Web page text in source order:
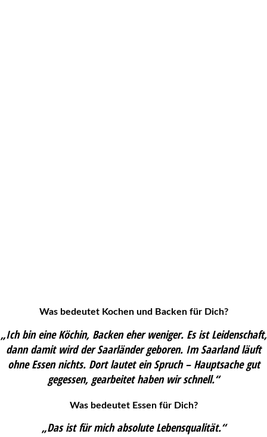
Was bedeutet Kochen und Backen für Dich?
„Ich bin eine Köchin, Backen eher weniger. Es ist Leidenschaft,
dann damit wird der Saarländer geboren. Im Saarland läuft
ohne Essen nichts. Dort lautet ein Spruch – Hauptsache gut
gegessen, gearbeitet haben wir schnell.“
Was bedeutet Essen für Dich?
„Das ist für mich absolute Lebensqualität.“